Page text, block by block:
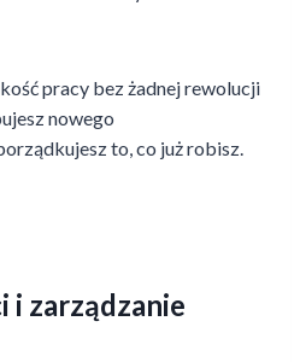
pracy bez żadnej rewolucji
nowego
to, co już robisz.
i zarządzanie